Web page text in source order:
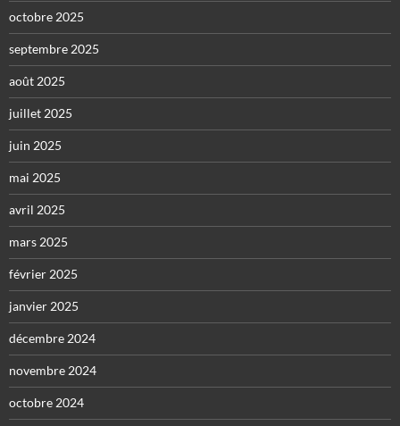
octobre 2025
septembre 2025
août 2025
juillet 2025
juin 2025
mai 2025
avril 2025
mars 2025
février 2025
janvier 2025
décembre 2024
novembre 2024
octobre 2024